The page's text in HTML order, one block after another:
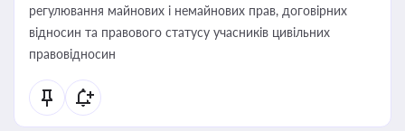
регулювання майнових і немайнових прав, договірних
відносин та правового статусу учасників цивільних
правовідносин